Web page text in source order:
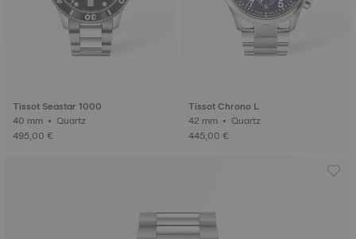
Tissot Seastar 1000
40 mm • Quartz
495,00 €
Tissot Chrono L
42 mm • Quartz
445,00 €